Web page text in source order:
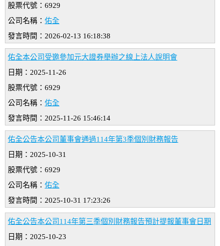
股票代號：6929
公司名稱： 佑全
發言時間：2026-02-13 16:18:38
佑全本公司受邀參加元大證券舉辦之線上法人說明會
日期：2025-11-26
股票代號：6929
公司名稱： 佑全
發言時間：2025-11-26 15:46:14
佑全公告本公司董事會通過114年第3季個別財務報告
日期：2025-10-31
股票代號：6929
公司名稱： 佑全
發言時間：2025-10-31 17:23:26
佑全公告本公司114年第三季個別財務報告預計提報董事會日期
日期：2025-10-23